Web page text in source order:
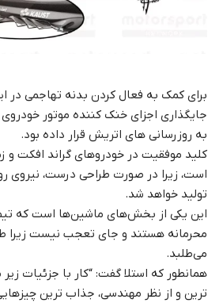
برای کمک به فعال کردن بدنه تهاجمی در
جایگذاری اجزای خنک کننده موتور خودروی
به روزرسانی های اتریش قرار داده بود.
کلید موفقیت در خودروهای گراند افکت و
است، زیرا در صورت طراحی درست، نیروی
تولید خواهد شد.
این یکی از بخش‌های ماشین‌ها است که
محرمانه هستند و جای تعجب نیست زیرا
می‌طلبد.
همانطور که استلا گفت: “کار با جزئیات
ترین و از نظر مهندسی، جذاب ترین